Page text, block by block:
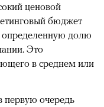
ценовой
бюджет
определенную долю
Это
в среднем или
первую очередь